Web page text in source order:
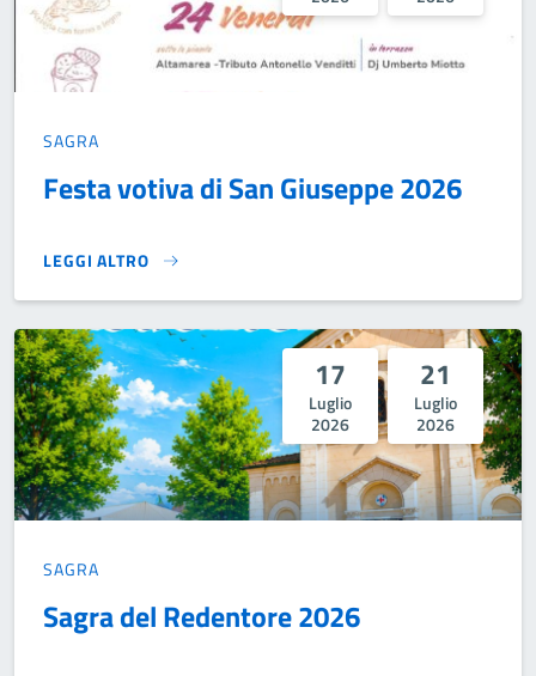
SAGRA
Festa votiva di San Giuseppe 2026
LEGGI ALTRO
FESTA VOTIVA DI SAN GIUSEPPE 2026}
17
Luglio
2026
21
Luglio
2026
SAGRA
Sagra del Redentore 2026